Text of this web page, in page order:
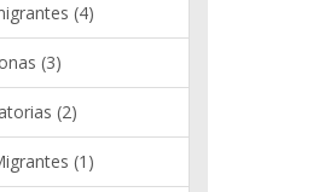
(4)
(3)
(2)
(1)